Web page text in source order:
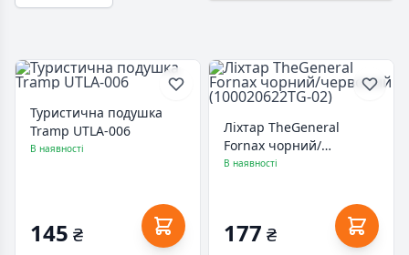
Туристична подушка
Tramp UTLA-006
В наявності
145 ₴
Ліхтар TheGeneral
Fornax чорний/
червоний
В наявності
177 ₴